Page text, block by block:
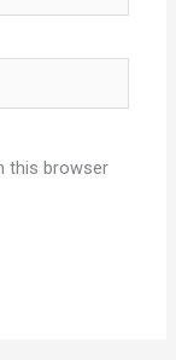
this browser